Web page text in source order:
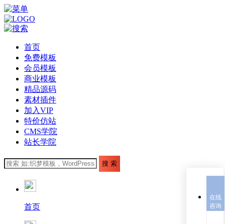
首页
免费模板
会员模板
商业模板
精品源码
素材插件
加入VIP
特价仿站
CMS学院
站长学院
首页
在线
咨询